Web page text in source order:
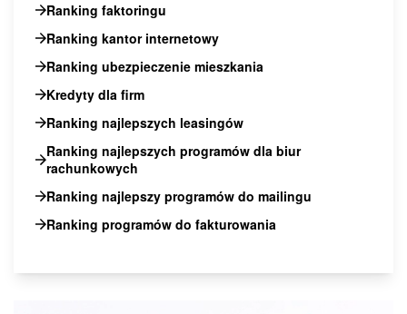
Ranking faktoringu
Ranking kantor internetowy
Ranking ubezpieczenie mieszkania
Kredyty dla firm
Ranking najlepszych leasingów
Ranking najlepszych programów dla biur
rachunkowych
Ranking najlepszy programów do mailingu
Ranking programów do fakturowania